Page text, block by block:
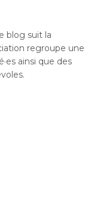
blog suit la
regroupe une
ainsi que des